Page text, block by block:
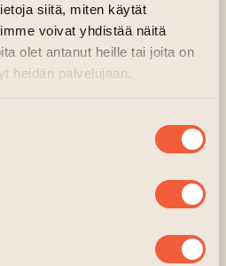
siitä, miten käytät
voivat yhdistää näitä
olet antanut heille tai joita on
heidän palvelujaan.
jonka
kohtaan
Omien sanojensa
painottuu tällä
vaihtuvat määrätyin
toteuttamaan